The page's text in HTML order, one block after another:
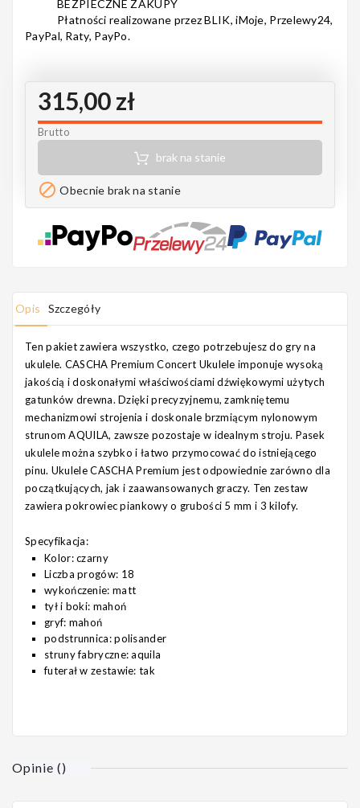
Prezenty
Notes
MAHILELE
Usługi
BEZPIECZNE ZAKUPY
Płatności realizowane przez BLIK, iMoje, Przelewy24,
PayPal, Raty, PayPo.
315,00 zł
Brutto
brak na stanie
 Obecnie brak na stanie
Opis Szczegóły
Ten pakiet zawiera wszystko, czego potrzebujesz do gry na
ukulele. CASCHA Premium Concert Ukulele imponuje wysoką
jakością i doskonałymi właściwościami dźwiękowymi użytych
gatunków drewna. Dzięki precyzyjnemu, zamkniętemu
mechanizmowi strojenia i doskonale brzmiącym nylonowym
strunom AQUILA, zawsze pozostaje w idealnym stroju. Pasek
ukulele można szybko i łatwo przymocować do istniejącego
pinu. Ukulele CASCHA Premium jest odpowiednie zarówno dla
początkujących, jak i zaawansowanych graczy. Ten zestaw
zawiera pokrowiec piankowy o grubości 5 mm i 3 kilofy.
Specyfikacja:
Kolor: czarny
Liczba progów: 18
wykończenie: matt
tył i boki: mahoń
gryf: mahoń
podstrunnica: polisander
struny fabryczne: aquila
futerał w zestawie: tak
Opinie ()